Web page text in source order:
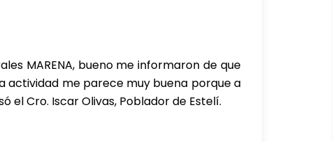
MARENA, bueno me informaron de que
actividad me parece muy buena porque a
el Cro. Iscar Olivas, Poblador de Estelí.